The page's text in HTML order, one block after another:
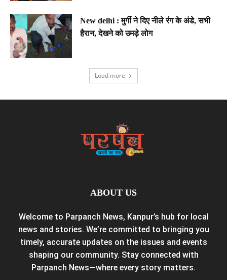
New delhi : मुर्गी ने दिए नीले रंग के अंडे, सभी
हैरान, देखने को उमड़े लोग
Load more
ABOUT US
Welcome to Parpanch News, Kanpur’s hub for local
news and stories. We’re committed to bringing you
timely, accurate updates on the issues and events
shaping our community. Stay connected with
Parpanch News—where every story matters.